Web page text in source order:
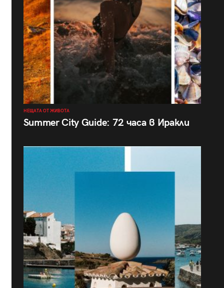
НЕЩАТА ОТ ЖИВОТА
Summer City Guide: 72 часа в Иракли